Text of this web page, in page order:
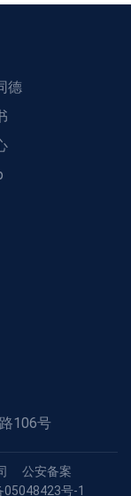
德
106号
公安备案
05048423号-1